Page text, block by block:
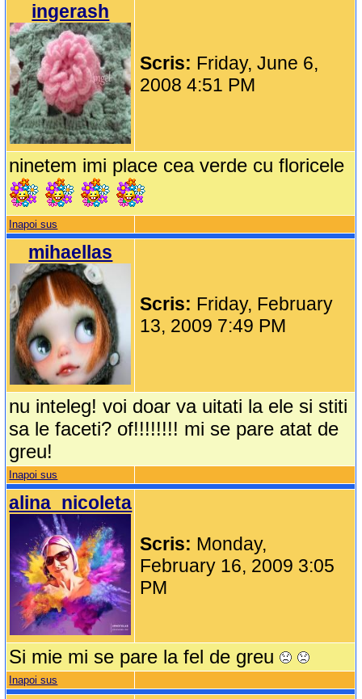
ingerash
Scris: Friday, June 6,
2008 4:51 PM
ninetem imi place cea verde cu floricele
Inapoi sus
mihaellas
Scris: Friday, February
13, 2009 7:49 PM
nu inteleg! voi doar va uitati la ele si stiti
sa le faceti? of!!!!!!!! mi se pare atat de
greu!
Inapoi sus
alina_nicoleta
Scris: Monday,
February 16, 2009 3:05
PM
Si mie mi se pare la fel de greu
Inapoi sus